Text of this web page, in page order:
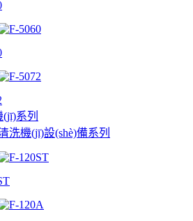
系列
洗機(jī)設(shè)備系列